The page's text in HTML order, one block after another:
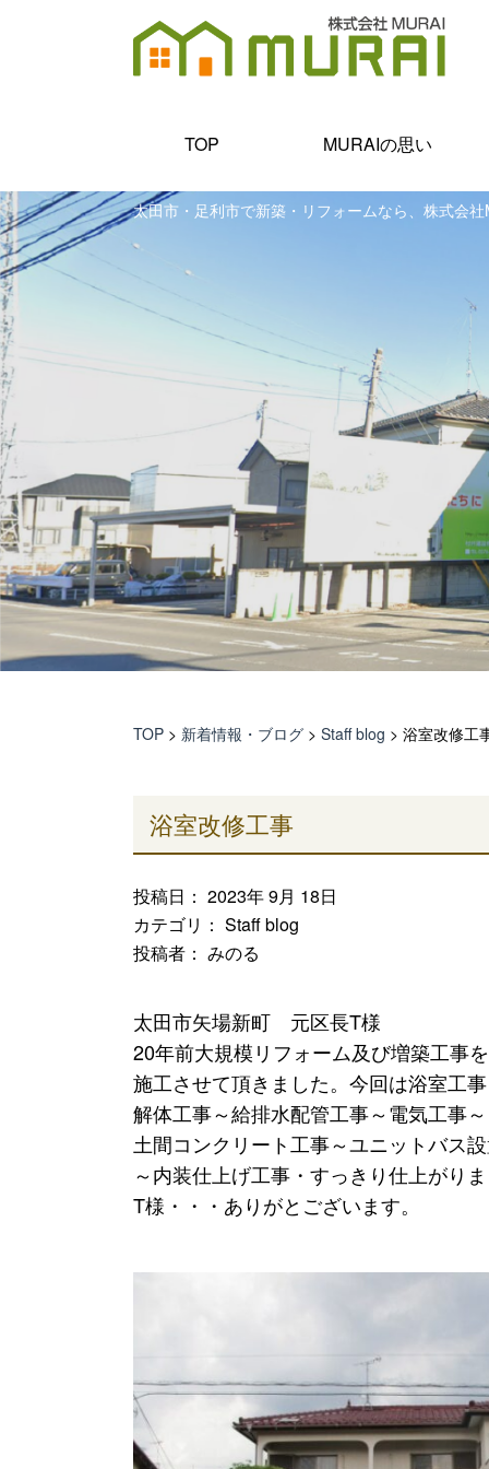
TOP MURAIの思い
太田市・足利市で新築・リフォームなら、株式会
TOP > 新着情報・ブログ > Staff blog > 浴室改修工
浴室改修工事
投稿日： 2023年 9月 18日
カテゴリ： Staff blog
投稿者： みのる
太田市矢場新町 元区長T様
20年前大規模リフォーム及び増築工事を
施工させて頂きました。今回は浴室工
解体工事～給排水配管工事～電気工事～
土間コンクリート工事～ユニットバス
～内装仕上げ工事・すっきり仕上がり
T様・・・ありがとございます。